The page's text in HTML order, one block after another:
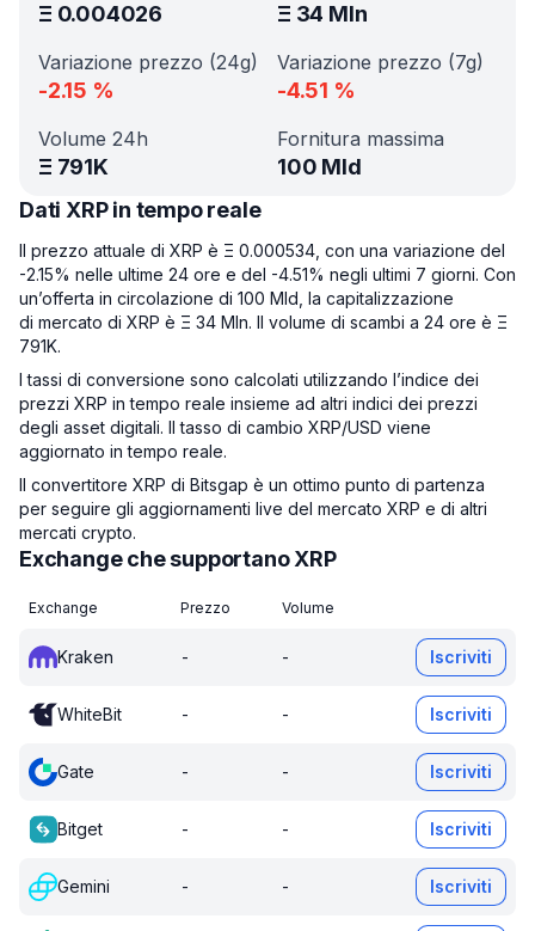
Ξ 0.004026 Ξ 34 Mln
Variazione prezzo (24g)
-2.15 %
Variazione prezzo (7g)
-4.51 %
Volume 24h
Ξ 791K
Fornitura massima
100 Mld
Dati XRP in tempo reale
Il prezzo attuale di XRP è Ξ 0.000534, con una variazione del
-2.15% nelle ultime 24 ore e del -4.51% negli ultimi 7 giorni. Con
un’offerta in circolazione di 100 Mld, la capitalizzazione
di mercato di XRP è Ξ 34 Mln. Il volume di scambi a 24 ore è Ξ
791K.
I tassi di conversione sono calcolati utilizzando l’indice dei
prezzi XRP in tempo reale insieme ad altri indici dei prezzi
degli asset digitali. Il tasso di cambio XRP/USD viene
aggiornato in tempo reale.
Il convertitore XRP di Bitsgap è un ottimo punto di partenza
per seguire gli aggiornamenti live del mercato XRP e di altri
mercati crypto.
Exchange che supportano XRP
Exchange Prezzo Volume
Kraken - - Iscriviti
WhiteBit - - Iscriviti
Gate - - Iscriviti
Bitget - - Iscriviti
Gemini - - Iscriviti